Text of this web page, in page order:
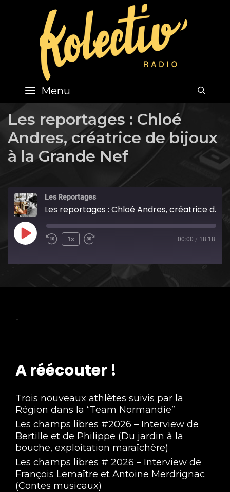
content
Menu
Les reportages : Chloé
Andres, créatrice de bijoux
à la Grande Nef
Les Reportages
Les reportages : Chloé Andres, créatrice de bijoux à la Grande Nef
Play
1x 00:00 / 18:18
-
A réécouter !
Trois nouveaux athlètes suivis par la
Région dans la “Team Normandie”
Les champs libres #2026 – Interview de
Bertille et de Philippe (Du jardin à la
bouche, exploitation maraîchère)
Les champs libres # 2026 – Interview de
François Lemaître et Antoine Merdrignac
(Contes musicaux)